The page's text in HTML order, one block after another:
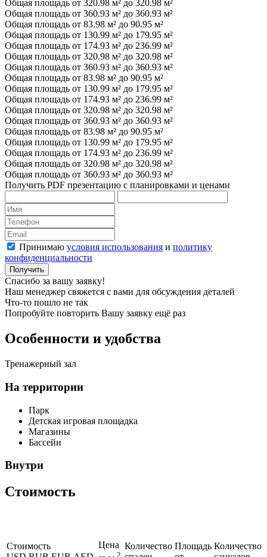
Общая площадь от 320.98 м² до 320.98 м²
Общая площадь от 360.93 м² до 360.93 м²
Общая площадь от 83.98 м² до 90.95 м²
Общая площадь от 130.99 м² до 179.95 м²
Общая площадь от 174.93 м² до 236.99 м²
Общая площадь от 320.98 м² до 320.98 м²
Общая площадь от 360.93 м² до 360.93 м²
Общая площадь от 83.98 м² до 90.95 м²
Общая площадь от 130.99 м² до 179.95 м²
Общая площадь от 174.93 м² до 236.99 м²
Общая площадь от 320.98 м² до 320.98 м²
Общая площадь от 360.93 м² до 360.93 м²
Общая площадь от 83.98 м² до 90.95 м²
Общая площадь от 130.99 м² до 179.95 м²
Общая площадь от 174.93 м² до 236.99 м²
Общая площадь от 320.98 м² до 320.98 м²
Общая площадь от 360.93 м² до 360.93 м²
Получить PDF презентацию с планировками и ценами
Принимаю условия использования и политику
конфиденциальности
Получить
Спасибо за вашу заявку!
Наш менеджер свяжется с вами для обсуждения деталей
Что-то пошло не так
Попробуйте повторить Вашу заявку ещё раз
Особенности и удобства
Тренажерный зал
На территории
Парк
Детская игровая площадка
Магазины
Бассейн
Внутри
Стоимость
Стоимость
Цена
2
Количество Площадь Количество